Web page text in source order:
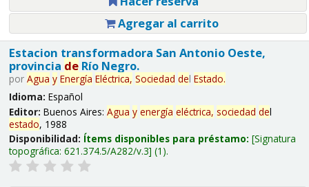
Agregar al carrito
Estacion transformadora San Antonio Oeste,
provincia deRío Negro.
por Agua y Energía Eléctrica, Sociedad del Estado.
Idioma: Español
Editor: Buenos Aires: Agua y energía eléctrica, sociedad del
estado, 1988
Disponibilidad: Ítems disponibles para préstamo: Signatura
topográfica: 621.374.5/A282/v.3 (1).